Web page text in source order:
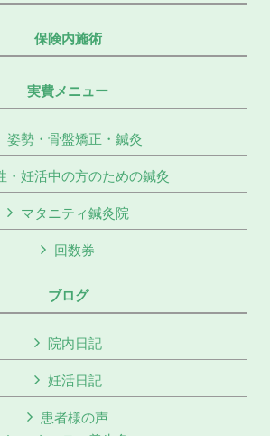
保険内施術
実費メニュー
姿勢・骨盤矯正・鍼灸
・妊活中の方のための鍼灸
マタニティ鍼灸院
回数券
ブログ
院内日記
妊活日記
患者様の声